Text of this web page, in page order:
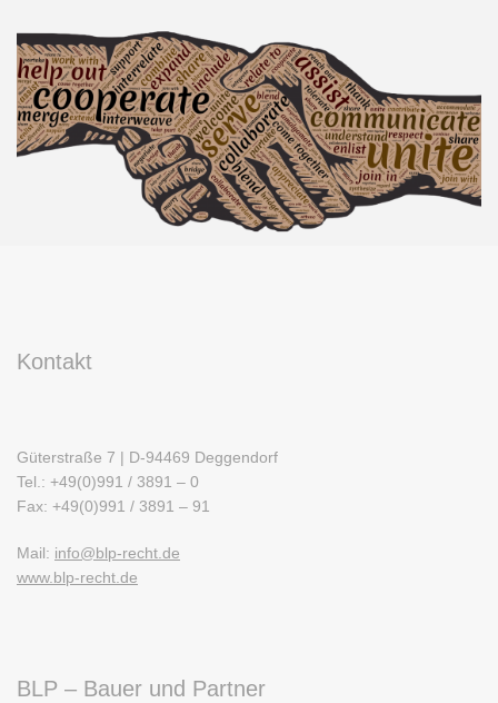
Kontakt
Güterstraße 7 | D-94469 Deggendorf
Tel.: +49(0)991 / 3891 – 0
Fax: +49(0)991 / 3891 – 91
Mail: info@blp-recht.de
www.blp-recht.de
BLP – Bauer und Partner